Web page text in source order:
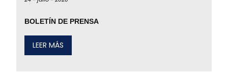
BOLETÍN DE PRENSA
LEER MÁS